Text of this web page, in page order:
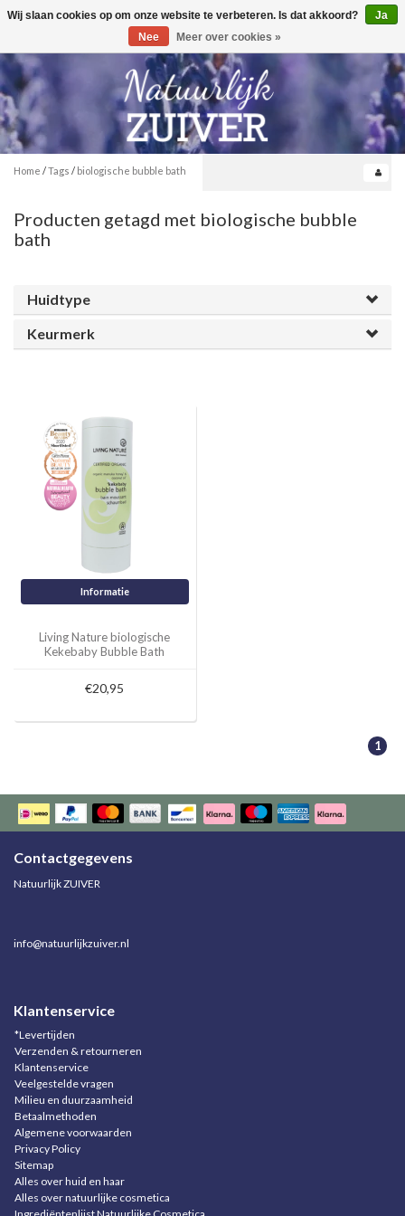
Toggle
0
Home /Tags / biologische bubble bath
Producten getagd met biologische bubble
bath
Huidtype
Keurmerk
Informatie
Living Nature biologische
Kekebaby Bubble Bath
€20,95
1
Contactgegevens
Natuurlijk ZUIVER
info@natuurlijkzuiver.nl
Klantenservice
*Levertijden
Verzenden & retourneren
Klantenservice
Veelgestelde vragen
Milieu en duurzaamheid
Betaalmethoden
Algemene voorwaarden
Privacy Policy
Sitemap
Alles over huid en haar
Alles over natuurlijke cosmetica
Wij slaan cookies op om onze website te verbeteren. Is dat akkoord?
Ja
Nee
Meer over cookies »